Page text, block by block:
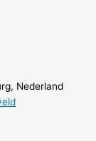
Nederland